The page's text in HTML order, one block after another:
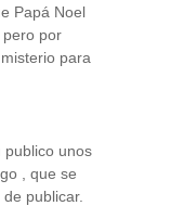
Papá Noel
por
para
publico unos
, que se
publicar.